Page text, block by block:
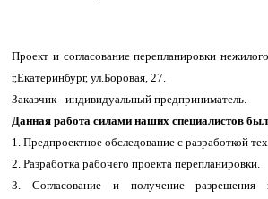
Проект и согласование перепланировки
г,Екатеринбург, ул.Боровая, 27.
Заказчик - индивидуальный предприниматель.
Данная работа силами наших специалистов
1. Предпроектное обследование с разработкой
2. Разработка рабочего проекта перепланировки.
3. Согласование и получение разрешения